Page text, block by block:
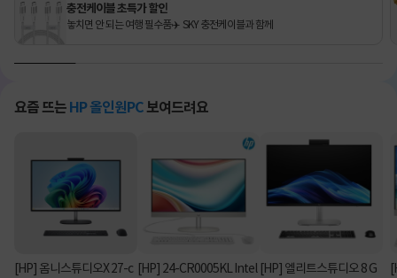
충전케이블 초특가 할인
놓치면 안 되는 여행 필수품✈️ SKY 충전케이블과 함께
요즘 뜨는 HP 올인원PC 보여드려요
[HP] 옴니스튜디오X 27-c
[HP] 24-CR0005KL Intel [HP] 엘리트스튜디오 8 G